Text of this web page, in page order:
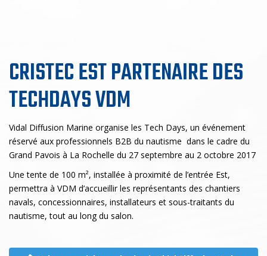
CRISTEC EST PARTENAIRE DES
TECHDAYS VDM
Vidal Diffusion Marine organise les Tech Days, un événement
réservé aux professionnels B2B du nautisme dans le cadre du
Grand Pavois à La Rochelle du 27 septembre au 2 octobre 2017
Une tente de 100 m², installée à proximité de l’entrée Est,
permettra à VDM d’accueillir les représentants des chantiers
navals, concessionnaires, installateurs et sous-traitants du
nautisme, tout au long du salon.